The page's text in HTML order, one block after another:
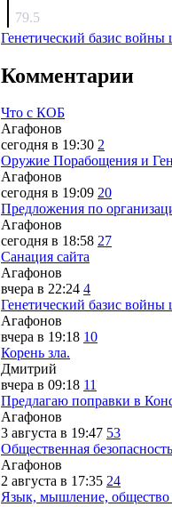
79.5
Генетический базис войны
Комментарии
Что с КОБ
Агафонов
сегодня в 19:30 2
Оружие Порабощения и
Агафонов
сегодня в 19:09 20
Предложения по
Агафонов
сегодня в 18:58 27
Санация сайта
Агафонов
вчера в 22:24 4
Генетический базис войны
Агафонов
вчера в 19:18 10
Корень зла.
Дмитрий
вчера в 09:18 11
Предлагаю поправки в
Агафонов
3 августа в 19:47 53
Общественная
Агафонов
2 августа в 17:35 24
Язык, мышление, общество